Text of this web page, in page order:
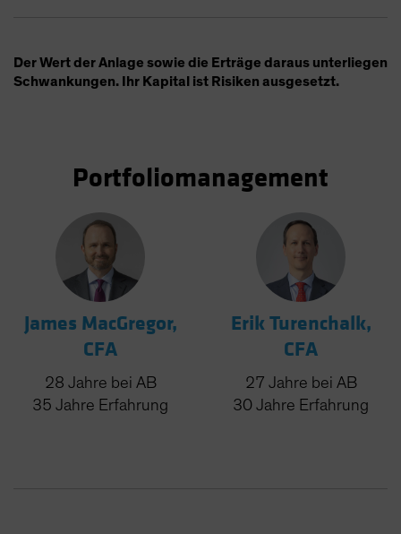
Der Wert der Anlage sowie die Erträge daraus unterliegen
Schwankungen. Ihr Kapital ist Risiken ausgesetzt.
Portfoliomanagement
James MacGregor,
CFA
28 Jahre bei AB
35 Jahre Erfahrung
Erik Turenchalk,
CFA
27 Jahre bei AB
30 Jahre Erfahrung